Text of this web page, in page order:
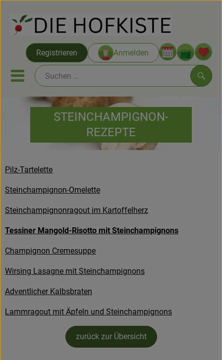
Registrieren Anmelden
Mobiles Menu öffnen oder
Saatgut ab Juli
Themenwelten
Neu & Angebote
Hofkisten
Vom Acker
Kühltheke
Backstube
Küchenzauber
Über den Tag
TrinkBar
NonFood & Saaten
STEINCHAMPIGNON-
REZEPTE
Pilz-Tartelette
Steinchampignon-Omelette
Steinchampignonragout im Kartoffelherz
Tessiner Mangold-Risotto mit Steinchampignons
Champignon Cremesuppe
Wirsing Lasagne mit Steinchampignons
Adventlicher Kalbsbraten
Lammragout mit Äpfeln und Steinchampignons
zurück zur Übersicht